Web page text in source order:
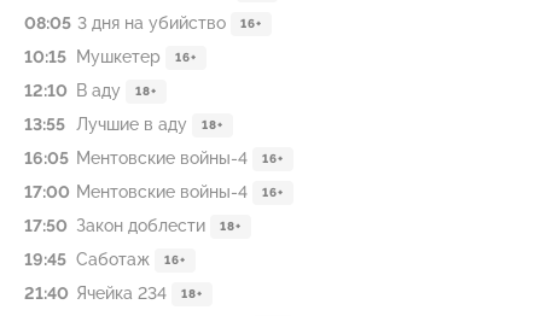
08:05 3 дня на убийство 16+
10:15 Мушкетер 16+
12:10 В аду 18+
13:55 Лучшие в аду 18+
16:05 Ментовские войны-4 16+
17:00 Ментовские войны-4 16+
17:50 Закон доблести 18+
19:45 Саботаж 16+
21:40 Ячейка 234 18+